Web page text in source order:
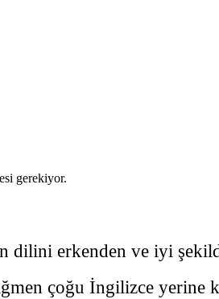
gerekiyor.
dilini erkenden ve iyi
çoğu İngilizce yerine